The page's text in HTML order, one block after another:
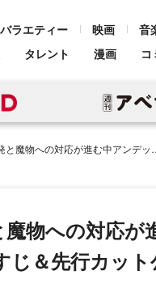
バラエティー 映画 音
タレント 漫画
ンデッドの群れが現れる 第7話あらすじ＆先行カット公開
物への対応が
＆先行カット